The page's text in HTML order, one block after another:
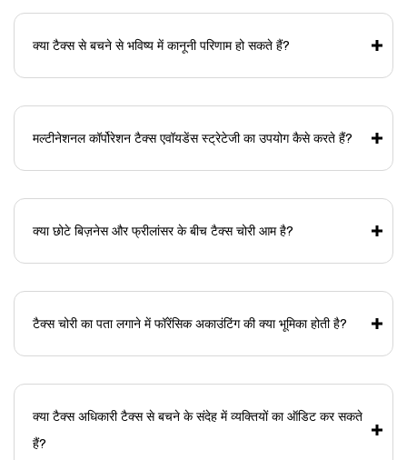
क्या टैक्स से बचने से भविष्य में कानूनी परिणाम हो सकते हैं?
मल्टीनेशनल कॉर्पोरेशन टैक्स एवॉयडेंस स्ट्रेटेजी का उपयोग कैसे करते हैं?
क्या छोटे बिज़नेस और फ्रीलांसर के बीच टैक्स चोरी आम है?
टैक्स चोरी का पता लगाने में फॉरेंसिक अकाउंटिंग की क्या भूमिका होती है?
क्या टैक्स अधिकारी टैक्स से बचने के संदेह में व्यक्तियों का ऑडिट कर सकते
हैं?